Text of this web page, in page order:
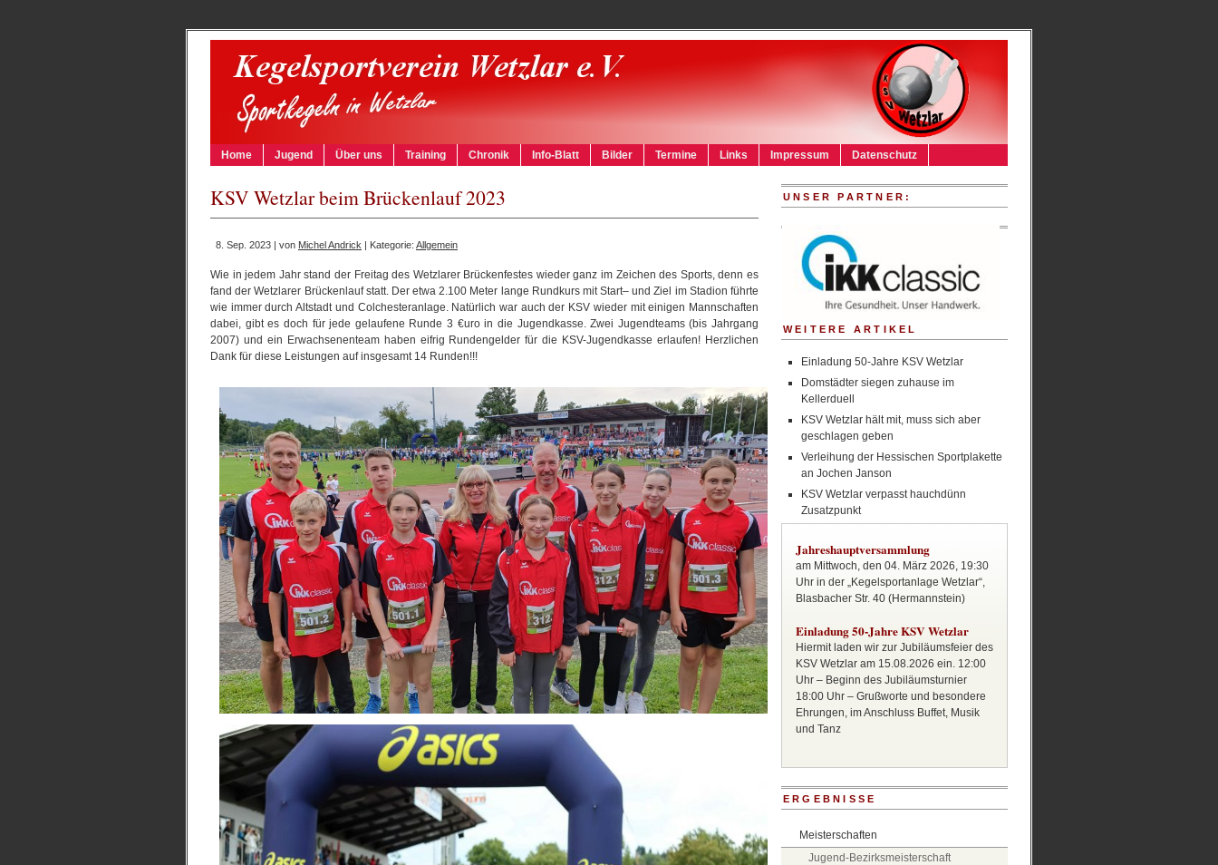
Home Jugend Über uns Training Chronik Info-Blatt Bilder Termine Links Impressum Datenschutz
KSV Wetzlar beim Brückenlauf 2023
8. Sep. 2023 | von Michel Andrick | Kategorie: Allgemein
Wie in jedem Jahr stand der Freitag des Wetzlarer Brückenfestes wieder ganz im Zeichen des Sports, denn es
fand der Wetzlarer Brückenlauf statt. Der etwa 2.100 Meter lange Rundkurs mit Start– und Ziel im Stadion führte
wie immer durch Altstadt und Colchesteranlage. Natürlich war auch der KSV wieder mit einigen Mannschaften
dabei, gibt es doch für jede gelaufene Runde 3 €uro in die Jugendkasse. Zwei Jugendteams (bis Jahrgang
2007) und ein Erwachsenenteam haben eifrig Rundengelder für die KSV-Jugendkasse erlaufen! Herzlichen
Dank für diese Leistungen auf insgesamt 14 Runden!!!
UNSER PARTNER:
WEITERE ARTIKEL
Einladung 50-Jahre KSV Wetzlar
Domstädter siegen zuhause im
Kellerduell
KSV Wetzlar hält mit, muss sich aber
geschlagen geben
Verleihung der Hessischen Sportplakette
an Jochen Janson
KSV Wetzlar verpasst hauchdünn
Zusatzpunkt
Jahreshauptversammlung
am Mittwoch, den 04. März 2026, 19:30
Uhr in der „Kegelsportanlage Wetzlar“,
Blasbacher Str. 40 (Hermannstein)
Einladung 50-Jahre KSV Wetzlar
Hiermit laden wir zur Jubiläumsfeier des
KSV Wetzlar am 15.08.2026 ein. 12:00
Uhr – Beginn des Jubiläumsturnier
18:00 Uhr – Grußworte und besondere
Ehrungen, im Anschluss Buffet, Musik
und Tanz
ERGEBNISSE
Meisterschaften
Jugend-Bezirksmeisterschaft